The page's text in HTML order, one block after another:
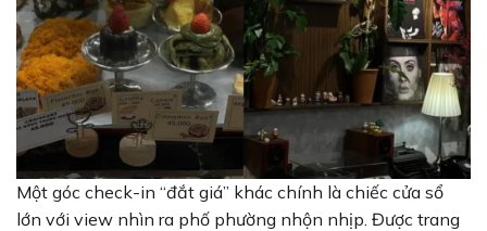
Một góc check-in “đắt giá” khác chính là chiếc cửa sổ
lớn với view nhìn ra phố phường nhộn nhịp. Được trang